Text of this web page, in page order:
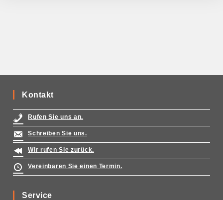
Kontakt
Rufen Sie uns an.
Schreiben Sie uns.
Wir rufen Sie zurück.
Vereinbaren Sie einen Termin.
Service